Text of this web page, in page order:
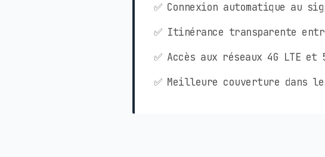
✅ Connexion automatique au
✅ Itinérance transparente
✅ Accès aux réseaux 4G LTE
✅ Meilleure couverture dans